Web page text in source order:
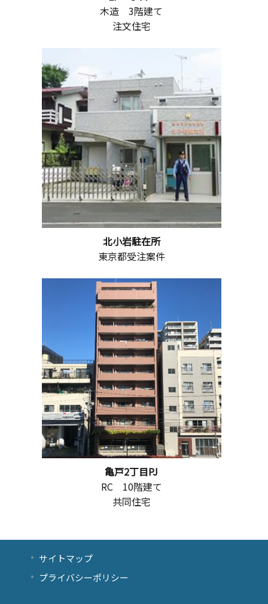
木造 3階建て
注文住宅
北小岩駐在所
東京都受注案件
亀戸2丁目PJ
RC 10階建て
共同住宅
サイトマップ
プライバシーポリシー